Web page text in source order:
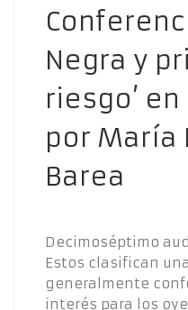
Negra y
riesgo’
por María
Barea
Decimoséptimo
Estos clasifican
generalmente
interés para los